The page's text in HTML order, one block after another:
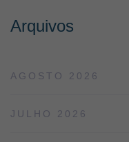
Arquivos
AGOSTO 2026
JULHO 2026